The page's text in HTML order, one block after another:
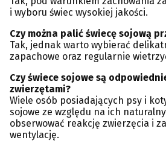
i wyboru świec wysokiej jakości.
Czy można palić świecę sojową
Tak, jednak warto wybierać
zapachowe oraz regularnie
Czy świece sojowe są
zwierzętami?
Wiele osób posiadających psy i
sojowe ze względu na ich
obserwować reakcję zwierzęcia i
wentylację.